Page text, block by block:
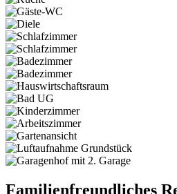
Familienfreundliches